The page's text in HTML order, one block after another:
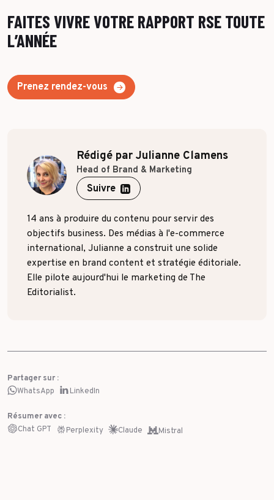
FAITES VIVRE VOTRE RAPPORT RSE TOUTE
L’ANNÉE
Prenez rendez-vous
Rédigé par Julianne Clamens
Head of Brand & Marketing
Suivre
14 ans à produire du contenu pour servir des
objectifs business. Des médias à l'e-commerce
international, Julianne a construit une solide
expertise en brand content et stratégie éditoriale.
Elle pilote aujourd'hui le marketing de The
Editorialist.
Partager sur :
WhatsApp
LinkedIn
Résumer avec :
Chat GPT
Perplexity Claude Mistral